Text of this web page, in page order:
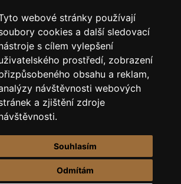
webové stránky používají
cookies a další sledovací
s cílem vylepšení
prostředí, zobrazení
obsahu a reklam,
návštěvnosti webových
a zjištění zdroje
Souhlasím
Odmítám
Rondel
916 320
souborů cookie.